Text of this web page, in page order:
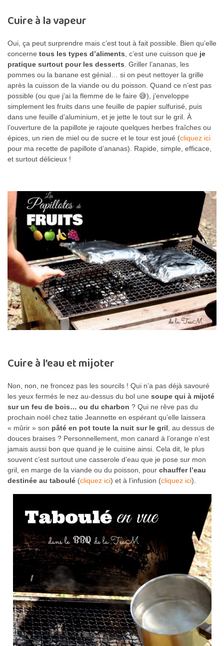
Cuire à la vapeur
Oui, ça peut surprendre mais c’est tout à fait possible. Bien qu’elle
concerne tous les types d’aliments , c’est une cuisson que je
pratique surtout pour les desserts . Griller l’ananas, les
pommes ou la banane est génial… si on peut nettoyer la grille
après la cuisson de la viande ou du poisson. Quand ce n’est pas
possible (ou que j’ai la flemme de le faire 😅), j’enveloppe
simplement les fruits dans une feuille de papier sulfurisé, puis
dans une feuille d’aluminium, et je jette le tout sur le gril. À
l’ouverture de la papillote je rajoute quelques herbes fraîches ou
épices, un rien de miel ou de sucre et le tour est joué (cliquez ici
pour ma recette de papillote d’ananas). Rapide, simple, efficace,
et surtout délicieux !
Cuire à l’eau et mijoter
Non, non, ne froncez pas les sourcils ! Qui n’a pas déjà savouré
les yeux fermés le nez au-dessus du bol une soupe qui à mijoté
sur un feu de bois… ou du charbon ? Qui ne rêve pas du
prochain noël chez tatie Jeannette en espérant qu’elle laissera
« mûrir » son pâté en pot toute la nuit sur le gril , au dessus de
douces braises ? Personnellement, mon canard à l’orange n’est
jamais aussi bon que quand je le cuisine ainsi. Cela dit, le plus
souvent c’est surtout une casserole d’eau que je pose sur mon
gril, en marge de la viande ou du poisson, pour chauffer l’eau
destinée au taboulé (cliquez ici) et à l’infusion (cliquez ici).